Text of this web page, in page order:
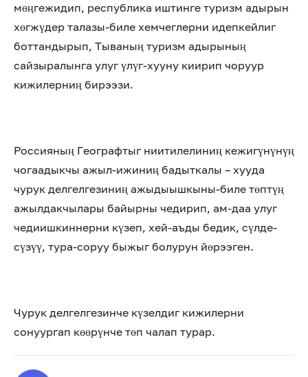
мөңгежидип, республика иштинге туризм адырын
хөгжүдер талазы-биле хемчеглерни идепкейлиг
боттандырып, Тываның туризм адырының
сайзыралынга улуг үлүг-хууну киирип чоруур
кижилерниң бирээзи.
Россияның Географтыг ниитилелиниң кежигүнүнүң
чогаадыкчы ажыл-ижиниң бадыткалы – хууда
чурук делгелгезиниң ажыдыышкыны-биле төптүң
ажылдакчылары байырны чедирип, ам-даа улуг
чедиишкиннерни күзеп, хей-аъды бедик, сүлде-
сүзүү, тура-соруу быжыг болурун йөрээген.
Чурук делгелгезинче күзелдиг кижилерни
сонуургап көөрүнче төп чалап турар.